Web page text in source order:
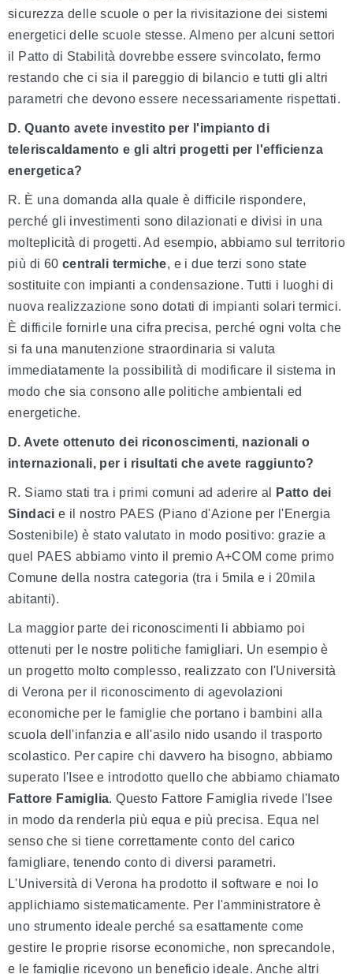
sicurezza delle scuole o per la rivisitazione dei sistemi
energetici delle scuole stesse. Almeno per alcuni settori
il Patto di Stabilità dovrebbe essere svincolato, fermo
restando che ci sia il pareggio di bilancio e tutti gli altri
parametri che devono essere necessariamente rispettati.
D. Quanto avete investito per l'impianto di
teleriscaldamento e gli altri progetti per l'efficienza
energetica?
R. È una domanda alla quale è difficile rispondere,
perché gli investimenti sono dilazionati e divisi in una
molteplicità di progetti. Ad esempio, abbiamo sul territorio
più di 60centrali termiche, e i due terzi sono state
sostituite con impianti a condensazione. Tutti i luoghi di
nuova realizzazione sono dotati di impianti solari termici.
È difficile fornirle una cifra precisa, perché ogni volta che
si fa una manutenzione straordinaria si valuta
immediatamente la possibilità di modificare il sistema in
modo che sia consono alle politiche ambientali ed
energetiche.
D. Avete ottenuto dei riconoscimenti, nazionali o
internazionali, per i risultati che avete raggiunto?
R. Siamo stati tra i primi comuni ad aderire al
Patto dei
Sindaci e il nostro PAES (Piano d'Azione per l'Energia
Sostenibile) è stato valutato in modo positivo: grazie a
quel PAES abbiamo vinto il premio A+COM come primo
Comune della nostra categoria (tra i 5mila e i 20mila
abitanti).
La maggior parte dei riconoscimenti li abbiamo poi
ottenuti per le nostre politiche famigliari. Un esempio è
un progetto molto complesso, realizzato con l'Università
di Verona per il riconoscimento di agevolazioni
economiche per le famiglie che portano i bambini alla
scuola dell'infanzia e all'asilo nido usando il trasporto
scolastico. Per capire chi davvero ha bisogno, abbiamo
superato l'Isee e introdotto quello che abbiamo chiamato
Fattore Famiglia. Questo Fattore Famiglia rivede l'Isee
in modo da renderla più equa e più precisa. Equa nel
senso che si tiene correttamente conto del carico
famigliare, tenendo conto di diversi parametri.
L'Università di Verona ha prodotto il software e noi lo
applichiamo sistematicamente. Per l'amministratore è
uno strumento ideale perché sa esattamente come
gestire le proprie risorse economiche, non sprecandole,
e le famiglie ricevono un beneficio ideale. Anche altri